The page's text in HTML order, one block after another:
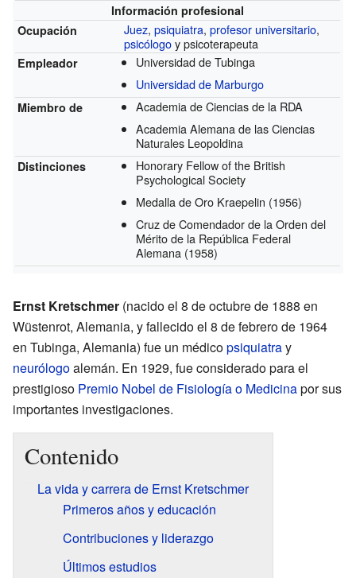
Información profesional
Ocupación
Juez,psiquiatra,profesor universitario,
psicólogoy psicoterapeuta
Empleador
Universidad de Tubinga
Universidad de Marburgo
Miembro de
Academia de Ciencias de la RDA
Academia Alemana de las Ciencias
Naturales Leopoldina
Distinciones
Honorary Fellow of the British
Psychological Society
Medalla de Oro Kraepelin (1956)
Cruz de Comendador de la Orden del
Mérito de la República Federal
Alemana (1958)
Ernst Kretschmer (nacido el 8 de octubre de 1888 en
Wüstenrot, Alemania, y fallecido el 8 de febrero de 1964
en Tubinga, Alemania) fue un médicopsiquiatray
neurólogoalemán. En 1929, fue considerado para el
prestigioso Premio Nobel de Fisiología o Medicinapor sus
importantes investigaciones.
Contenido
La vida y carrera de Ernst Kretschmer
Primeros años y educación
Contribuciones y liderazgo
Últimos estudios